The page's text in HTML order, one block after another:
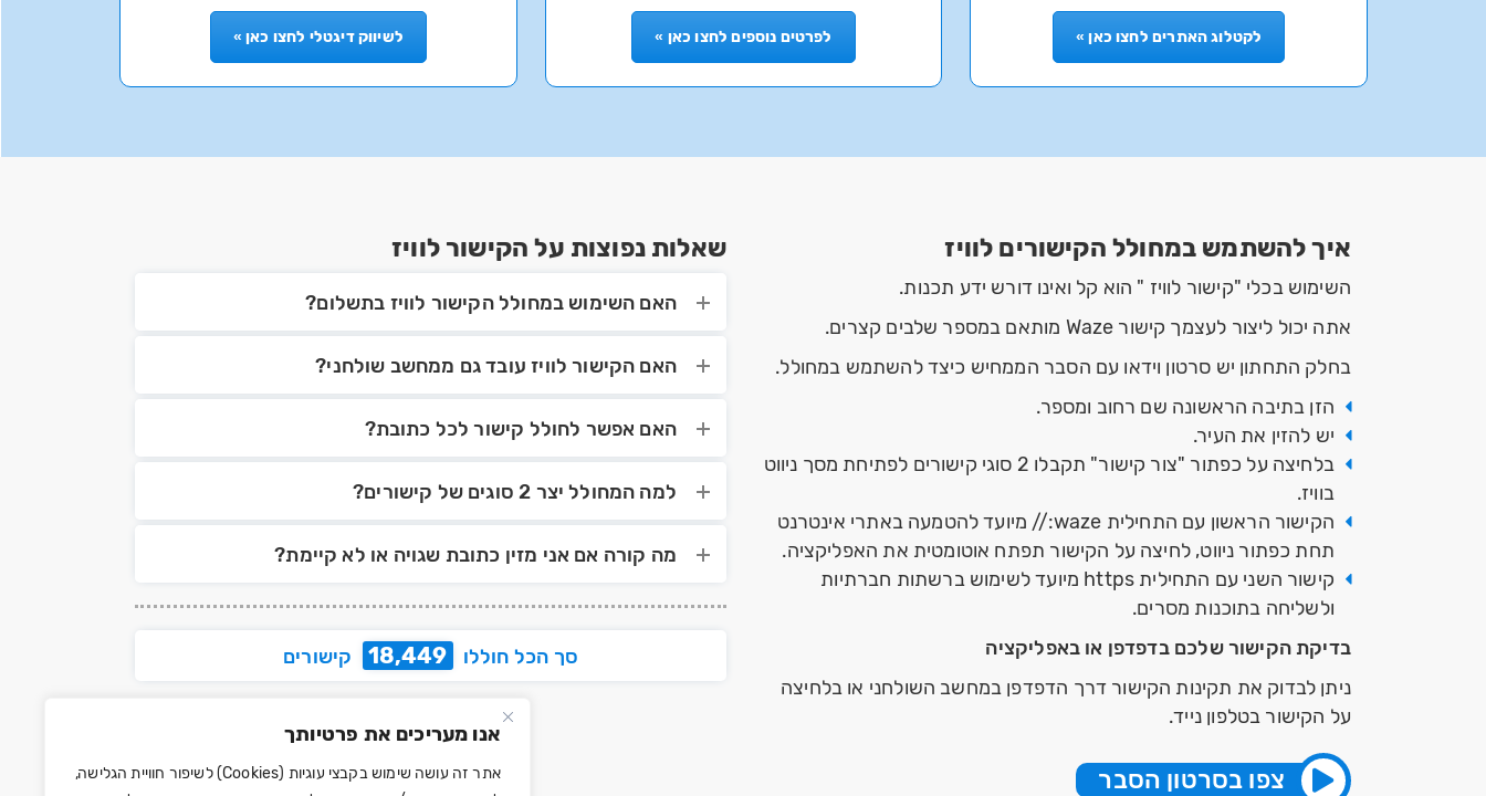
אנו מעריכים את פרטיותך
אתר זה עושה שימוש בקבצי עוגיות (Cookies) לשיפור חוויית הגלישה,
לקטלוג האתרים לחצו כאן » לפרטים נוספים לחצו כאן » לשיווק דיגטלי לחצו כאן »
איך להשתמש במחולל הקישורים לוויז
השימוש בכלי "קישור לוויז " הוא קל ואינו דורש ידע תכנות.
אתה יכול ליצור לעצמך קישור Waze מותאם במספר שלבים קצרים.
בחלק התחתון יש סרטון וידאו עם הסבר הממחיש כיצד להשתמש במחולל.
הזן בתיבה הראשונה שם רחוב ומספר.
יש להזין את העיר.
בלחיצה על כפתור "צור קישור" תקבלו 2 סוגי קישורים לפתיחת מסך ניווט
בוויז.
הקישור הראשון עם התחילית waze:// מיועד להטמעה באתרי אינטרנט
תחת כפתור ניווט, לחיצה על הקישור תפתח אוטומטית את האפליקציה.
קישור השני עם התחילית https מיועד לשימוש ברשתות חברתיות
ולשליחה בתוכנות מסרים.
בדיקת הקישור שלכם בדפדפן או באפליקציה
ניתן לבדוק את תקינות הקישור דרך הדפדפן במחשב השולחני או בלחיצה
על הקישור בטלפון נייד.
צפו בסרטון הסבר
שאלות נפוצות על הקישור לוויז
האם השימוש במחולל הקישור לוויז בתשלום?
האם הקישור לוויז עובד גם ממחשב שולחני?
האם אפשר לחולל קישור לכל כתובת?
למה המחולל יצר 2 סוגים של קישורים?
מה קורה אם אני מזין כתובת שגויה או לא קיימת?
סך הכל חוללו 18,449 קישורים